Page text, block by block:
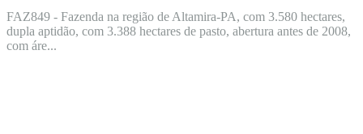
FAZ849 - Fazenda na região de Altamira-PA, com 3.580 hectares,
dupla aptidão, com 3.388 hectares de pasto, abertura antes de 2008,
com áre...